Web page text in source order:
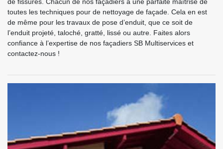
toutes les techniques pour de nettoyage de façade. Cela en est
de même pour les travaux de pose d’enduit, que ce soit de
l’enduit projeté, taloché, gratté, lissé ou autre. Faites alors
confiance à l’expertise de nos façadiers SB Multiservices et
contactez-nous !